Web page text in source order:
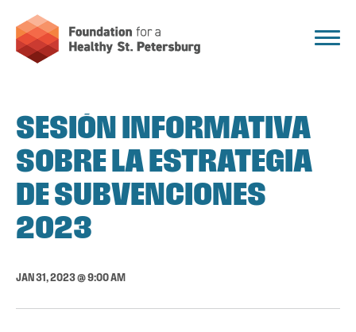
SESIÓN INFORMATIVA
SOBRE LA ESTRATEGIA
DE SUBVENCIONES
2023
JAN 31, 2023 @ 9:00 AM